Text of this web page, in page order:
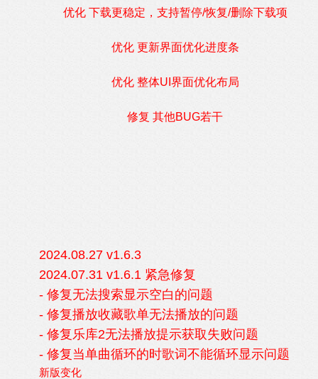
优化 下载更稳定，支持暂停/恢复/删除下载项
优化 更新界面优化进度条
优化 整体UI界面优化布局
修复 其他BUG若干
2024.08.27 v1.6.3
2024.07.31 v1.6.1 紧急修复
- 修复无法搜索显示空白的问题
- 修复播放收藏歌单无法播放的问题
- 修复乐库2无法播放提示获取失败问题
- 修复当单曲循环的时歌词不能循环显示问题
新版变化